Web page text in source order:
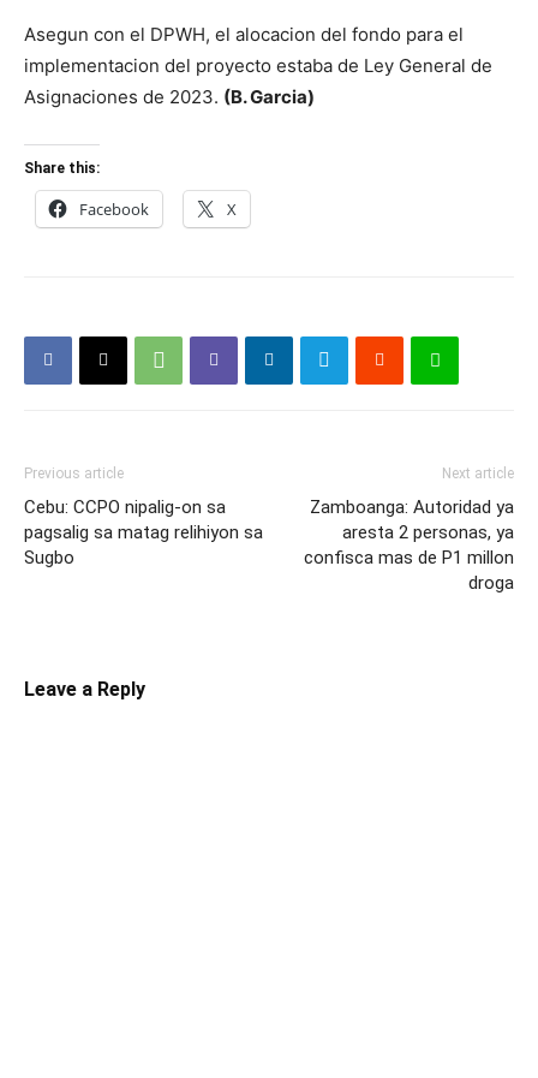
Asegun con el DPWH, el alocacion del fondo para el
implementacion del proyecto estaba de Ley General de
Asignaciones de 2023. (B. Garcia)
Share this:
Facebook X
Previous article
Cebu: CCPO nipalig-on sa
pagsalig sa matag relihiyon sa
Sugbo
Next article
Zamboanga: Autoridad ya
aresta 2 personas, ya
confisca mas de P1 millon
droga
Leave a Reply